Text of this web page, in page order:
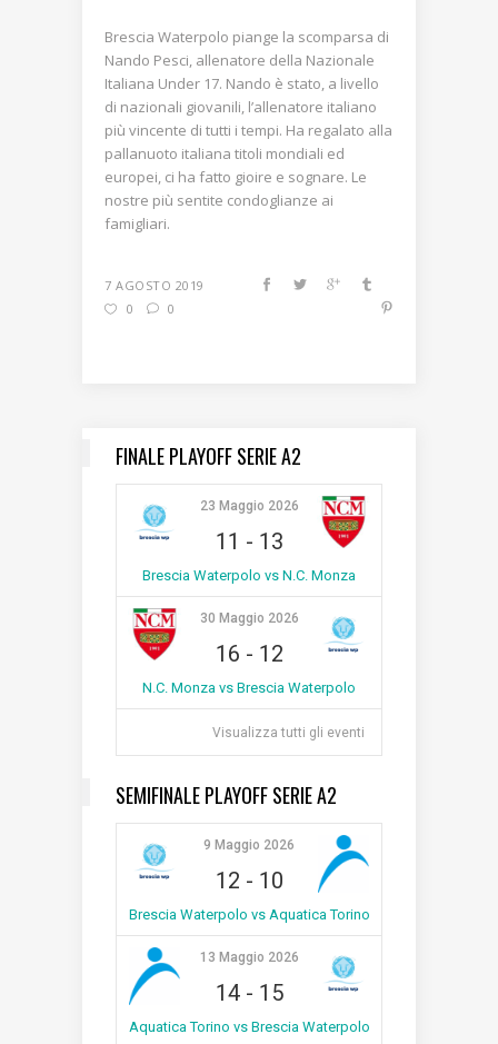
Brescia Waterpolo piange la scomparsa di
Nando Pesci, allenatore della Nazionale
Italiana Under 17. Nando è stato, a livello
di nazionali giovanili, l’allenatore italiano
più vincente di tutti i tempi. Ha regalato alla
pallanuoto italiana titoli mondiali ed
europei, ci ha fatto gioire e sognare. Le
nostre più sentite condoglianze ai
famigliari.
7 AGOSTO 2019
0
0
FINALE PLAYOFF SERIE A2
23 Maggio 2026
11 - 13
Brescia Waterpolo vs N.C. Monza
30 Maggio 2026
16 - 12
N.C. Monza vs Brescia Waterpolo
Visualizza tutti gli eventi
SEMIFINALE PLAYOFF SERIE A2
9 Maggio 2026
12 - 10
Brescia Waterpolo vs Aquatica Torino
13 Maggio 2026
14- 15
Aquatica Torino vs Brescia Waterpolo